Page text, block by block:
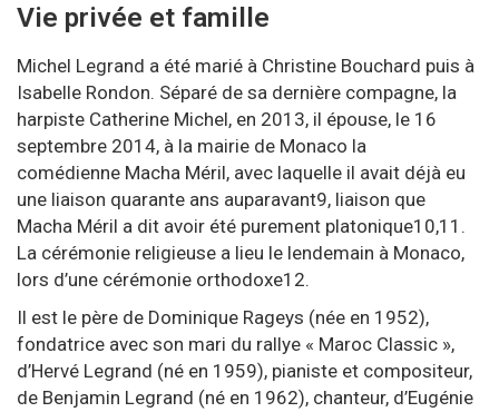
Vie privée et famille
Michel Legrand a été marié à Christine Bouchard puis à
Isabelle Rondon. Séparé de sa dernière compagne, la
harpiste Catherine Michel, en 2013, il épouse, le 16
septembre 2014, à la mairie de Monaco la
comédienne Macha Méril, avec laquelle il avait déjà eu
une liaison quarante ans auparavant9, liaison que
Macha Méril a dit avoir été purement platonique10,11 .
La cérémonie religieuse a lieu le lendemain à Monaco,
lors d’une cérémonie orthodoxe12.
Il est le père de Dominique Rageys (née en 1952),
fondatrice avec son mari du rallye « Maroc Classic »,
d’Hervé Legrand (né en 1959), pianiste et compositeur,
de Benjamin Legrand (né en 1962), chanteur, d’Eugénie